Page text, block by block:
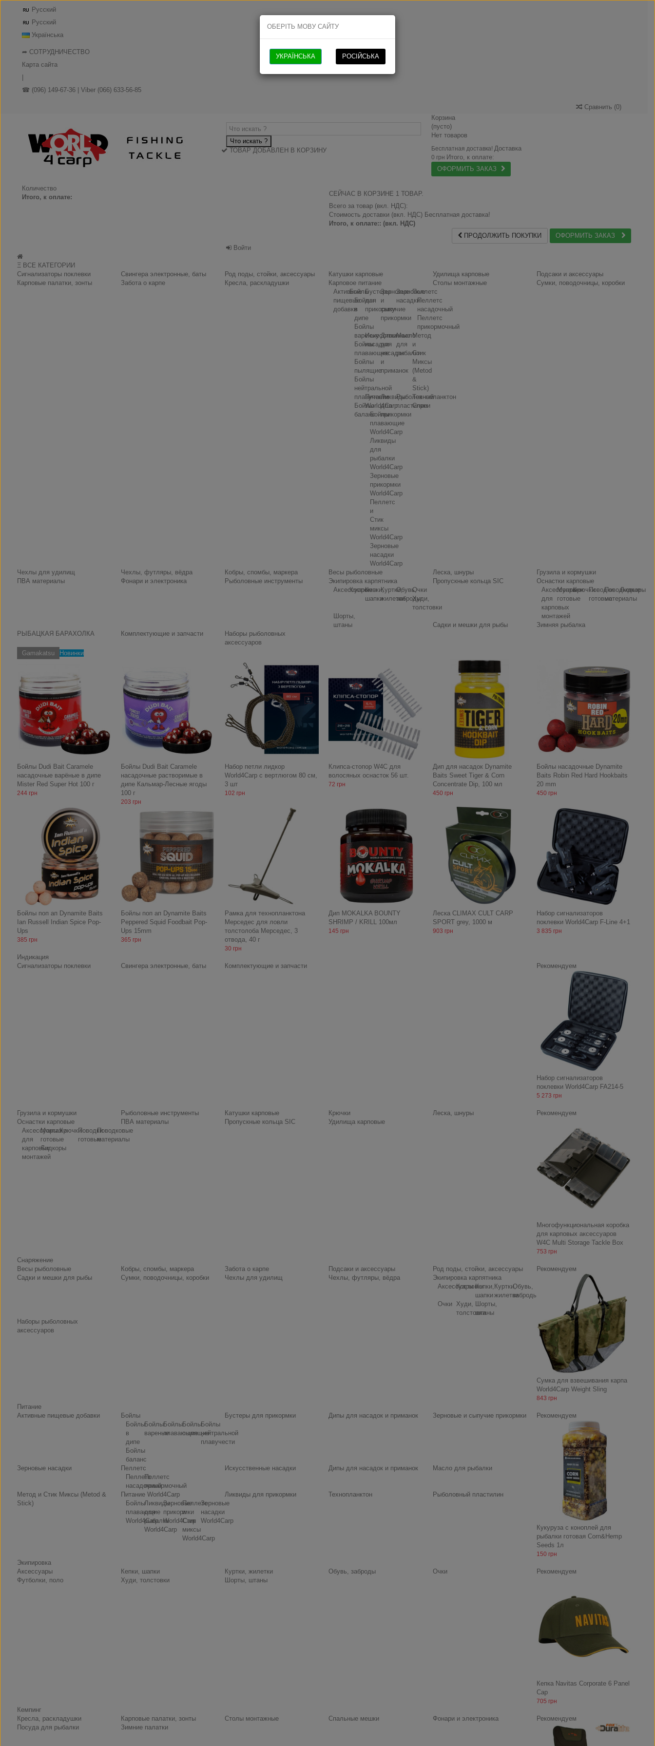
Русский
Русский
Українська
➦ СОТРУДНИЧЕСТВО
Карта сайта
☎ (096) 149-67-36 | Viber (066) 633-56-85
Сравнить (0)
Что искать ?
Корзина
(пусто)
Нет товаров
Бесплатная доставка! Доставка
0 грн Итого, к оплате:
ОФОРМИТЬ ЗАКАЗ
ТОВАР ДОБАВЛЕН В КОРЗИНУ
Количество
Итого, к оплате:
СЕЙЧАС В КОРЗИНЕ 1 ТОВАР.
Всего за товар (вкл. НДС):
Стоимость доставки (вкл. НДС) Бесплатная доставка!
Итого, к оплате:: (вкл. НДС)
ПРОДОЛЖИТЬ ПОКУПКИ
ОФОРМИТЬ ЗАКАЗ
Войти
Ξ ВСЕ КАТЕГОРИИ
Сигнализаторы поклевки
Свингера электронные, баты Род поды, стойки, аксессуары Катушки карповые Удилища карповые
Подсаки и аксессуары
Карповые палатки, зонты
Забота о карпе Кресла, раскладушки
Карповое питание
Активные
пищевые
добавки
Бойлы
Бойлы
в
дипе
Бойлы
вареные
Бойлы
плавающие
Бойлы
пылящие
Бойлы
нейтральной
плавучести
Бойлы
баланс
Бустеры
для
прикормки
Зерновые
и
сыпучие
прикормки
Зерновые
насадки
Пеллетс
Пеллетс
насадочный
Пеллетс
прикормочный
Искусственные
насадки
Дипы
для
насадок
и
приманок
Масло
для
рыбалки
Метод
и
Стик
Миксы
(Metod
&
Stick)
Питание
World4Carp
Бойлы
плавающие
World4Carp
Ликвиды
для
рыбалки
World4Carp
Зерновые
прикормки
World4Carp
Пеллетс
и
Стик
миксы
World4Carp
Зерновые
насадки
World4Carp
Ликвиды
для
прикормки
Рыболовный
пластилин
Технопланктон
Спреи
Столы монтажные Сумки, поводочницы, коробки
Чехлы для удилищ Чехлы, футляры, вёдра Кобры, спомбы, маркера Весы рыболовные Леска, шнуры
Грузила и кормушки
ПВА материалы
Фонари и электроника Рыболовные инструменты
Экипировка карпятника
Аксессуары
Костюмы
Кепки,
шапки
Куртки,
жилетки
Обувь,
заброды
Очки
Худи,
толстовки
Шорты,
штаны
Пропускные кольца SIC
Оснастки карповые
Аксессуары
для
карповых
монтажей
Монтажи
готовые
КрючкиПоводки
готовые
Поводковые
материалы
Лидкоры
Садки и мешки для рыбы
Зимняя рыбалка
РЫБАЦКАЯ БАРАХОЛКА
Комплектующие и запчасти
Наборы рыболовных
аксессуаров
Gamakatsu
Новинки
Бойлы Dudi Bait Caramele
насадочные варёные в дипе
Mister Red Super Hot 100 г
244 грн
Бойлы Dudi Bait Caramele
насадочные растворимые в
дипе Кальмар-Лесные ягоды
100 г
203 грн
Набор петли лидкор
World4Carp с вертлюгом 80 см,
3 шт
102 грн
Клипса-стопор W4C для
волосяных оснасток 56 шт.
72 грн
Дип для насадок Dynamite
Baits Sweet Tiger & Corn
Concentrate Dip, 100 мл
450 грн
Бойлы насадочные Dynamite
Baits Robin Red Hard Hookbaits
20 mm
450 грн
Бойлы поп ап Dynamite Baits
Ian Russell Indian Spice Pop-
Ups
385 грн
Бойлы поп ап Dynamite Baits
Peppered Squid Foodbait Pop-
Ups 15mm
365 грн
Рамка для технопланктона
Мерседес для ловли
толстолоба Мерседес, 3
отвода, 40 г
30 грн
Дип MOKALKA BOUNTY
SHRIMP / KRILL 100мл
145 грн
Леска CLIMAX CULT CARP
SPORT grey, 1000 м
903 грн
Набор сигнализаторов
поклевки World4Carp F-Line 4+1
3 835 грн
Индикация
Сигнализаторы поклевки
Свингера электронные, баты Комплектующие и запчасти Рекомендуем
Набор сигнализаторов
поклевки World4Carp FA214-5
5 273 грн
Грузила и кормушки
Рыболовные инструменты Катушки карповые Крючки
Леска, шнуры
Оснастки карповые
Аксессуары
для
карповых
монтажей
Монтажи
готовые
КрючкиПоводки
готовые
Поводковые
материалы
Лидкоры
ПВА материалы Пропускные кольца SIC Удилища карповые
Рекомендуем
Многофункциональная коробка
для карповых аксессуаров
W4C Multi Storage Tackle Box
753 грн
Снаряжение
Весы рыболовные
Кобры, спомбы, маркера Забота о карпе Подсаки и аксессуары
Род поды, стойки, аксессуары
Садки и мешки для рыбы
Сумки, поводочницы, коробки Чехлы для удилищ Чехлы, футляры, вёдра
Экипировка карпятника
Аксессуары
КостюмыКепки,
шапки
Куртки,
жилетки
Обувь,
заброды
Очки
Худи,
толстовки
Шорты,
штаны
Наборы рыболовных
аксессуаров
Рекомендуем
Сумка для взвешивания карпа
World4Carp Weight Sling
843 грн
Питание
Активные пищевые добавки
Бойлы
Бойлы
в
дипе
Бойлы
вареные
Бойлы
плавающие
Бойлы
пылящие
Бойлы
нейтральной
плавучести
Бойлы
баланс
Бустеры для прикормки Дипы для насадок и приманок Зерновые и сыпучие прикормки
Зерновые насадки
Пеллетс
Пеллетс
насадочный
Пеллетс
прикормочный
Искусственные насадки Дипы для насадок и приманок Масло для рыбалки
Метод и Стик Миксы (Metod &
Stick)
Питание World4Carp
Бойлы
плавающие
World4Carp
Ликвиды
для
рыбалки
World4Carp
Зерновые
прикормки
World4Carp
Пеллетс
и
Стик
миксы
World4Carp
Зерновые
насадки
World4Carp
Ликвиды для прикормки Технопланктон Рыболовный пластилин
Рекомендуем
Кукуруза с коноплей для
рыбалки готовая Corn&Hemp
Seeds 1л
150 грн
Экипировка
Аксессуары
Кепки, шапки Куртки, жилетки Обувь, заброды
Очки
Футболки, поло
Худи, толстовки Шорты, штаны
Рекомендуем
Кепка Navitas Corporate 6 Panel
Cap
705 грн
Кемпинг
Кресла, раскладушки
Карповые палатки, зонты Столы монтажные Спальные мешки
Фонари и электроника
Посуда для рыбалки
Зимние палатки
Рекомендуем
ОБЕРІТЬ МОВУ САЙТУ
УКРАЇНСЬКА РОСІЙСЬКА